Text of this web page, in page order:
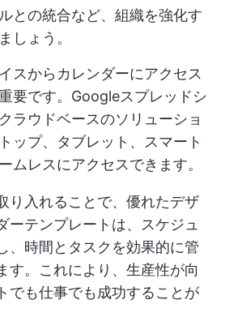
との統合など、組織を強化す
しょう。
スからカレンダーにアクセス
要です。Googleスプレッドシ
ラウドベースのソリューショ
ップ、タブレット、スマート
ムレスにアクセスできます。
り入れることで、優れたデザ
ーテンプレートは、スケジュ
、時間とタスクを効果的に管
す。これにより、生産性が向
でも仕事でも成功することが